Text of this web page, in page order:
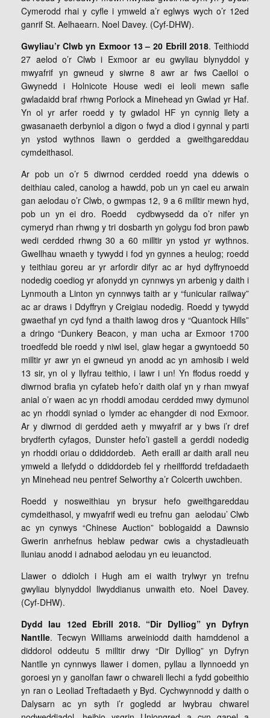
Cymerodd rhai y cyfle i ymweld a’r eglwys wych o’r 12ed
ganrif St. Aelhaearn. Noel Davey. (Cyf-DHW).
Gwyliau’r Clwb yn Exmoor 13 – 20 Ebrill 2018. Teithiodd
27 aelod o’r Clwb i Exmoor ar eu gwyliau blynyddol y
mwyafrif yn gwneud y siwrne 8 awr ar fws Caelloi o
Gwynedd i Holnicote House wedi ei leoli mewn safle
gwladaidd braf rhwng Porlock a Minehead yn Gwlad yr Haf.
Yn ol yr arfer roedd y ty gwladol HF yn cynnig llety a
gwasanaeth derbyniol a digon o fwyd a diod i gynnal y parti
yn ystod wythnos llawn o gerdded a gweithgareddau
cymdeithasol.
Ar pob un o’r 5 diwrnod cerdded roedd yna ddewis o
deithiau caled, canolog a hawdd, pob un yn cael eu arwain
gan aelodau o’r Clwb, o gwmpas 12, 9 a 6 milltir mewn hyd,
pob un yn ei dro. Roedd cydbwysedd da o’r nifer yn
cymeryd rhan rhwng y tri dosbarth yn golygu fod bron pawb
wedi cerdded rhwng 30 a 60 milltir yn ystod yr wythnos.
Gwellhau wnaeth y tywydd i fod yn gynnes a heulog; roedd
y teithiau goreu ar yr arfordir difyr ac ar hyd dyffrynoedd
nodedig coediog yr afonydd yn cynnwys yn arbenig y daith i
Lynmouth a Linton yn cynnwys taith ar y “funicular railway”
ac ar draws i Ddyffryn y Creigiau nodedig. Roedd y tywydd
gwaethaf yn cyd fynd a thaith lawog dros y “Quantock Hills”
a dringo “Dunkery Beacon, y man ucha ar Exmoor 1700
troedfedd ble roedd y niwl isel, glaw hegar a gwyntoedd 50
milltir yr awr yn ei gwneud yn anodd ac yn amhosib i weld
13 sir, yn ol y llyfrau teithio, i lawr i un! Yn ffodus roedd y
diwrnod brafia yn cyfateb hefo’r daith olaf yn y rhan mwyaf
anial o’r waen ac yn rhoddi amodau cerdded mwy dymunol
ac yn rhoddi syniad o lymder ac ehangder di nod Exmoor.
Ar y diwrnod di gerdded aeth y mwyafrif ar y bws i’r dref
brydferth cyfagos, Dunster hefo’i gastell a gerddi nodedig
yn rhoddi oriau o ddiddordeb. Aeth eraill ar daith arall neu
ymweld a llefydd o ddiddordeb fel y rheilffordd trefdadaeth
yn Minehead neu pentref Selworthy a’r Colcerth uwchben.
Roedd y nosweithiau yn brysur hefo gweithgareddau
cymdeithasol, y mwyafrif wedi eu trefnu gan aelodau’ Clwb
ac yn cynwys “Chinese Auction” boblogaidd a Dawnsio
Gwerin anrhefnus heblaw pedwar cwis a chystadleuath
lluniau anodd i adnabod aelodau yn eu ieuanctod.
Llawer o ddiolch i Hugh am ei waith trylwyr yn trefnu
gwyliau blynyddol llwyddianus unwaith eto. Noel Davey.
(Cyf-DHW).
Dydd Iau 12ed Ebrill 2018. “Dir Dylliog” yn Dyfryn
Nantlle. Tecwyn Williams arweiniodd daith hamddenol a
diddorol oddeutu 5 milltir drwy “Dir Dylliog” yn Dyfryn
Nantlle yn cynnwys llawer i domen, pyllau a llynnoedd yn
goroesi yn y ganolfan fawr o chwareli llechi a fydd gobeithio
yn ran o Leoliad Treftadaeth y Byd. Cychwynnodd y daith o
Dalysarn ac yn syth i’r gogledd ar lwybrau chwarel